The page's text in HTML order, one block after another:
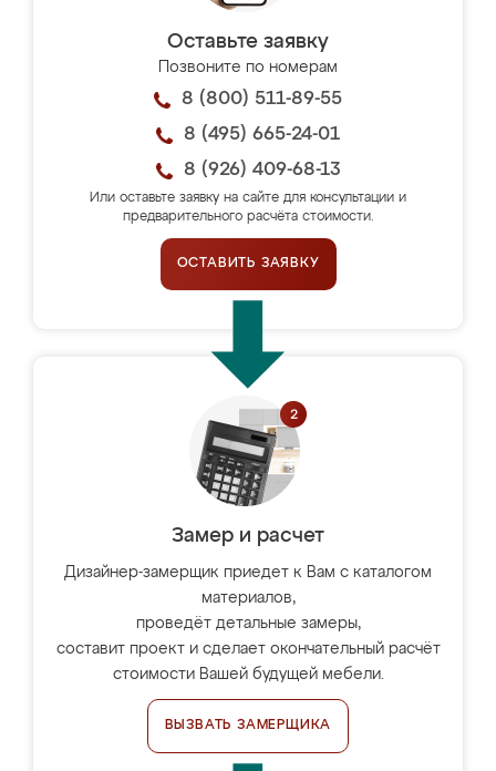
Оставьте заявку
Позвоните по номерам
8 (800) 511-89-55
8 (495) 665-24-01
8 (926) 409-68-13
Или оставьте заявку на сайте для консультации и
предварительного расчёта стоимости.
ОСТАВИТЬ ЗАЯВКУ
Замер и расчет
Дизайнер-замерщик приедет к Вам с каталогом
материалов,
проведёт детальные замеры,
составит проект и сделает окончательный расчёт
стоимости Вашей будущей мебели.
ВЫЗВАТЬ ЗАМЕРЩИКА